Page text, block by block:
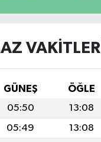
VAKITLERI
GÜNEŞ ÖĞLE
05:50 13:08
05:49 13:08